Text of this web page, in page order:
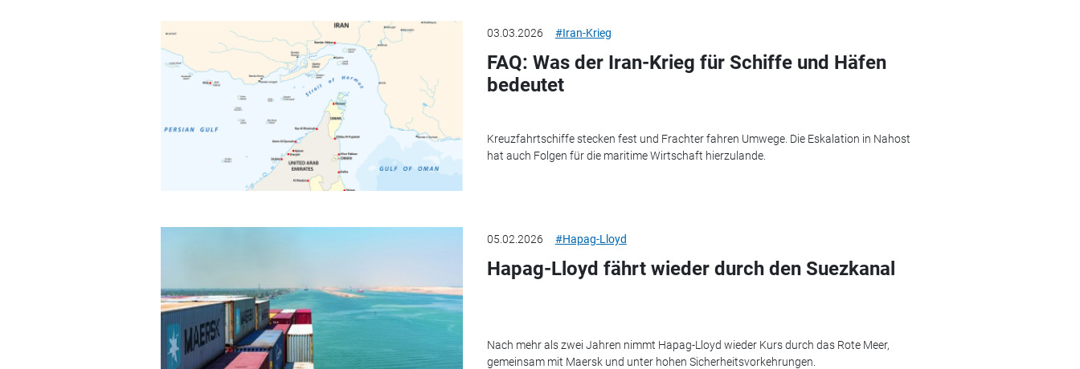
03.03.2026 #Iran-Krieg
FAQ: Was der Iran-Krieg für Schiffe und Häfen
bedeutet
Kreuzfahrtschiffe stecken fest und Frachter fahren Umwege. Die Eskalation in Nahost
hat auch Folgen für die maritime Wirtschaft hierzulande.
05.02.2026 #Hapag-Lloyd
Hapag-Lloyd fährt wieder durch den Suezkanal
Nach mehr als zwei Jahren nimmt Hapag-Lloyd wieder Kurs durch das Rote Meer,
gemeinsam mit Maersk und unter hohen Sicherheitsvorkehrungen.